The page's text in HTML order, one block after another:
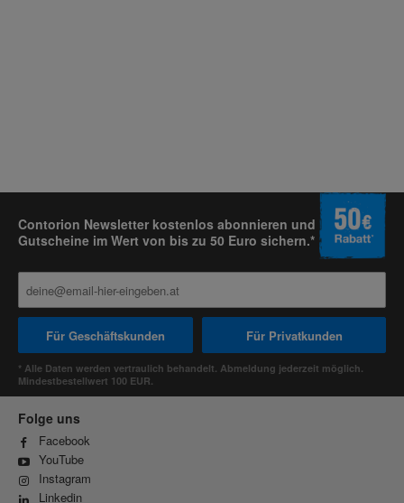
Contorion Newsletter kostenlos abonnieren und
Gutscheine im Wert von bis zu 50 Euro sichern.*
Für Geschäftskunden Für Privatkunden
* Alle Daten werden vertraulich behandelt. Abmeldung jederzeit möglich.
Mindestbestellwert 100 EUR.
Folge uns
Facebook
YouTube
Instagram
Linkedin